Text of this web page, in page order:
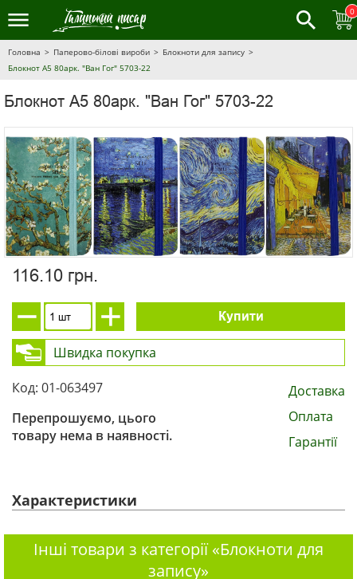
0
Головна Паперово-білові вироби
Блокноти для запису
Блокнот А5 80арк. "Ван Гог" 5703-22
Блокнот А5 80арк. "Ван Гог" 5703-22
116.10 грн.
Купити
Швидка покупка
Код: 01-063497
Перепрошуємо, цього
товару нема в наявності.
Доставка
Оплата
Гарантії
Характеристики
Інші товари з категорії «Блокноти для
запису»